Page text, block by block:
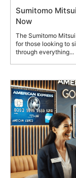
Sumitomo
Now
The Sumitomo
for those looking to
through everything...